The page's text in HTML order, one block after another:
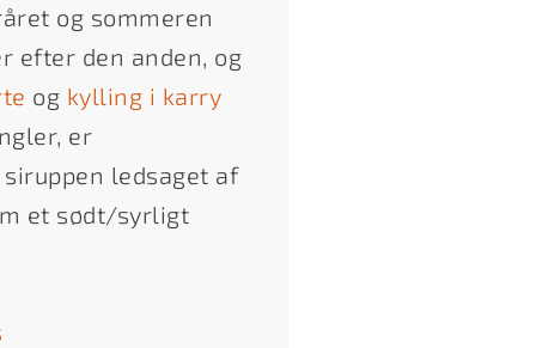
og sommeren
efter den anden, og
og kylling i karry
er
ledsaget af
et sødt/syrligt